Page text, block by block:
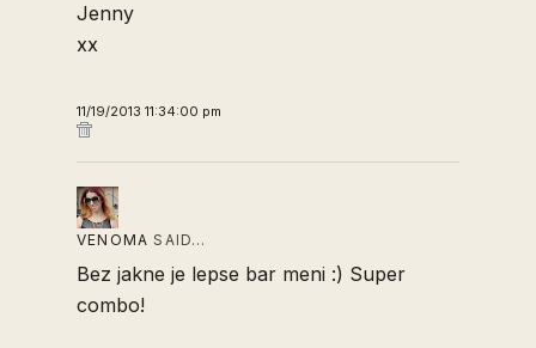
Jenny
xx
11/19/2013 11:34:00 pm
VENOMA SAID…
Bez jakne je lepse bar meni :) Super
combo!